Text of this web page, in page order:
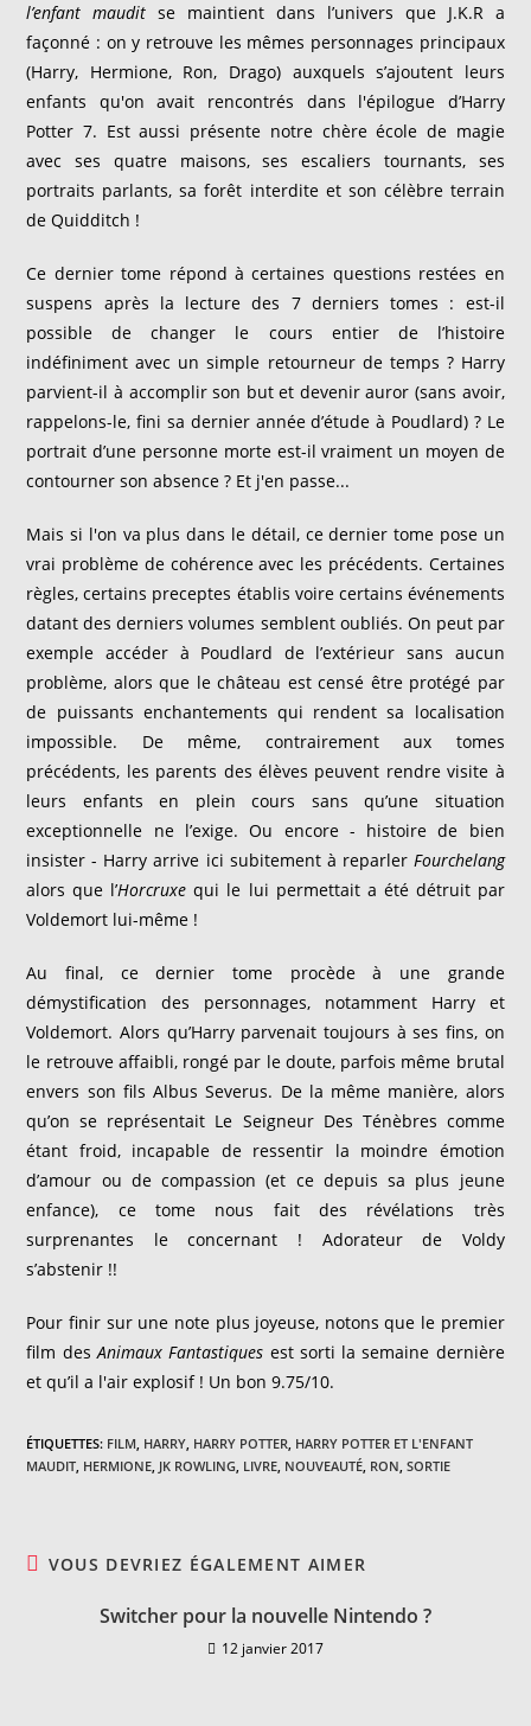
l’enfant maudit se maintient dans l’univers que J.K.R a
façonné : on y retrouve les mêmes personnages principaux
(Harry, Hermione, Ron, Drago) auxquels s’ajoutent leurs
enfants qu'on avait rencontrés dans l'épilogue d’Harry
Potter 7. Est aussi présente notre chère école de magie
avec ses quatre maisons, ses escaliers tournants, ses
portraits parlants, sa forêt interdite et son célèbre terrain
de Quidditch !
Ce dernier tome répond à certaines questions restées en
suspens après la lecture des 7 derniers tomes : est-il
possible de changer le cours entier de l’histoire
indéfiniment avec un simple retourneur de temps ? Harry
parvient-il à accomplir son but et devenir auror (sans avoir,
rappelons-le, fini sa dernier année d’étude à Poudlard) ? Le
portrait d’une personne morte est-il vraiment un moyen de
contourner son absence ? Et j'en passe...
Mais si l'on va plus dans le détail, ce dernier tome pose un
vrai problème de cohérence avec les précédents. Certaines
règles, certains preceptes établis voire certains événements
datant des derniers volumes semblent oubliés. On peut par
exemple accéder à Poudlard de l’extérieur sans aucun
problème, alors que le château est censé être protégé par
de puissants enchantements qui rendent sa localisation
impossible. De même, contrairement aux tomes
précédents, les parents des élèves peuvent rendre visite à
leurs enfants en plein cours sans qu’une situation
exceptionnelle ne l’exige. Ou encore - histoire de bien
insister - Harry arrive ici subitement à reparlerFourchelang
alors que l’Horcruxe qui le lui permettait a été détruit par
Voldemort lui-même !
Au final, ce dernier tome procède à une grande
démystification des personnages, notamment Harry et
Voldemort. Alors qu’Harry parvenait toujours à ses fins, on
le retrouve affaibli, rongé par le doute, parfois même brutal
envers son fils Albus Severus. De la même manière, alors
qu’on se représentait Le Seigneur Des Ténèbres comme
étant froid, incapable de ressentir la moindre émotion
d’amour ou de compassion (et ce depuis sa plus jeune
enfance), ce tome nous fait des révélations très
surprenantes le concernant ! Adorateur de Voldy
s’abstenir !!
Pour finir sur une note plus joyeuse, notons que le premier
film desAnimaux Fantastiques est sorti la semaine dernière
et qu’il a l'air explosif ! Un bon 9.75/10.
ÉTIQUETTES: FILM, HARRY, HARRY POTTER, HARRY POTTER ET L'ENFANT
MAUDIT, HERMIONE, JK ROWLING, LIVRE, NOUVEAUTÉ, RON, SORTIE
VOUS DEVRIEZ ÉGALEMENT AIMER
Switcher pour la nouvelle Nintendo ?
12 janvier 2017